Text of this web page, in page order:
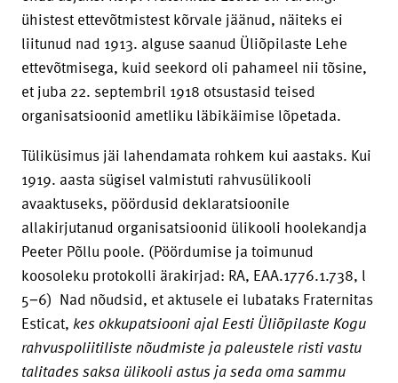
ühistest ettevõtmistest kõrvale jäänud, näiteks ei
liitunud nad 1913. alguse saanud Üliõpilaste Lehe
ettevõtmisega, kuid seekord oli pahameel nii tõsine,
et juba 22. septembril 1918 otsustasid teised
organisatsioonid ametliku läbikäimise lõpetada.
Tüliküsimus jäi lahendamata rohkem kui aastaks. Kui
1919. aasta sügisel valmistuti rahvusülikooli
avaaktuseks, pöördusid deklaratsioonile
allakirjutanud organisatsioonid ülikooli hoolekandja
Peeter Põllu poole. (Pöördumise ja toimunud
koosoleku protokolli ärakirjad: RA, EAA.1776.1.738, l
5−6) Nad nõudsid, et aktusele ei lubataks Fraternitas
Esticat, kes okkupatsiooni ajal Eesti Üliõpilaste Kogu
rahvuspoliitiliste nõudmiste ja paleustele risti vastu
talitades saksa ülikooli astus ja seda oma sammu